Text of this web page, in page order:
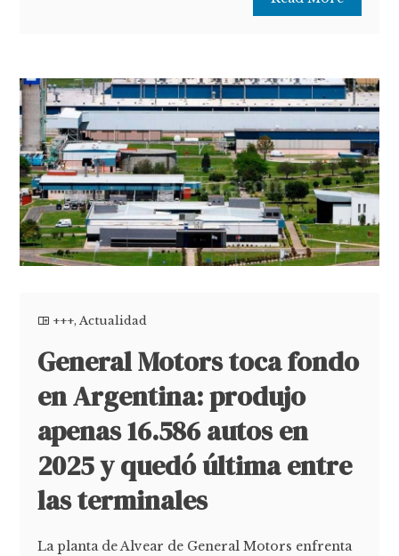
+++,Actualidad
General Motors toca fondo
en Argentina: produjo
apenas 16.586 autos en
2025 y quedó última entre
las terminales
La planta de Alvear de General Motors enfrenta